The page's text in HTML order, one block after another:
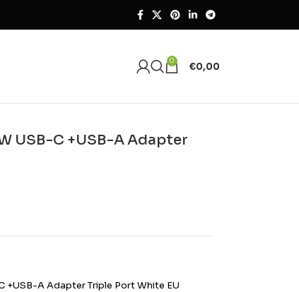
0 €0,00
USB-C +USB-A Adapter
C +USB-A Adapter Triple Port White EU